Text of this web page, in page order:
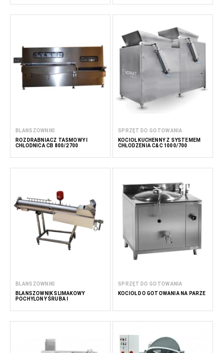
BLANSZOWNIKI
ROZDRABNIACZ TAŚMOWY I
CHŁODNICA CB 800/2700
SPRZĘT DO GOTOWANIA
KOCIOŁ KUCHENNY Z SYSTEMEM
CHŁODZENIA C&C 1000/700
BLANSZOWNIKI
BLANSZOWNIK ŚLIMAKOWY
POCHYLONY ŚRUBA I
SPRZĘT DO GOTOWANIA
KOCIOŁ DO GOTOWANIA NA PARZE